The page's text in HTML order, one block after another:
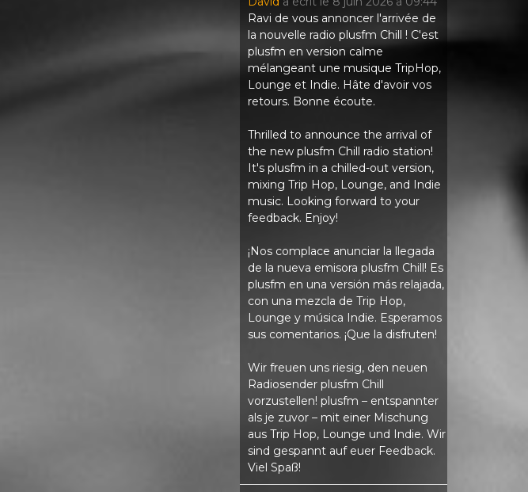
Ravi de vous annoncer l'arrivée de
la nouvelle radio plusfm Chill ! C'est
plusfm en version calme
mélangeant une musique TripHop,
Lounge et Indie. Hâte d'avoir vos
retours. Bonne écoute.
Thrilled to announce the arrival of
the new plusfm Chill radio station!
It's plusfm in a chilled-out version,
mixing Trip Hop, Lounge, and Indie
music. Looking forward to your
feedback. Enjoy!
¡Nos complace anunciar la llegada
de la nueva emisora ​​plusfm Chill! Es
plusfm en una versión más relajada,
con una mezcla de Trip Hop,
Lounge y música Indie. Esperamos
sus comentarios. ¡Que la disfruten!
Wir freuen uns riesig, den neuen
Radiosender plusfm Chill
vorzustellen! plusfm – entspannter
als je zuvor – mit einer Mischung
aus Trip Hop, Lounge und Indie. Wir
sind gespannt auf euer Feedback.
Viel Spaß!